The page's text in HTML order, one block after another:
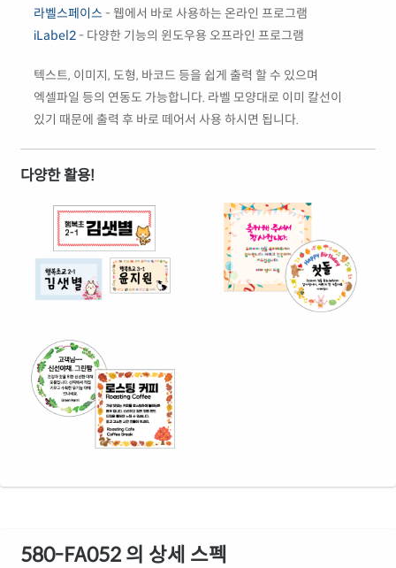
라벨스페이스 - 웹에서 바로 사용하는 온라인 프로그램
iLabel2- 다양한 기능의 윈도우용 오프라인 프로그램
텍스트, 이미지, 도형, 바코드 등을 쉽게 출력 할 수 있으며
엑셀파일 등의 연동도 가능합니다. 라벨 모양대로 이미 칼선이
있기 때문에 출력 후 바로 떼어서 사용 하시면 됩니다.
다양한 활용!
580-FA052 의 상세 스펙